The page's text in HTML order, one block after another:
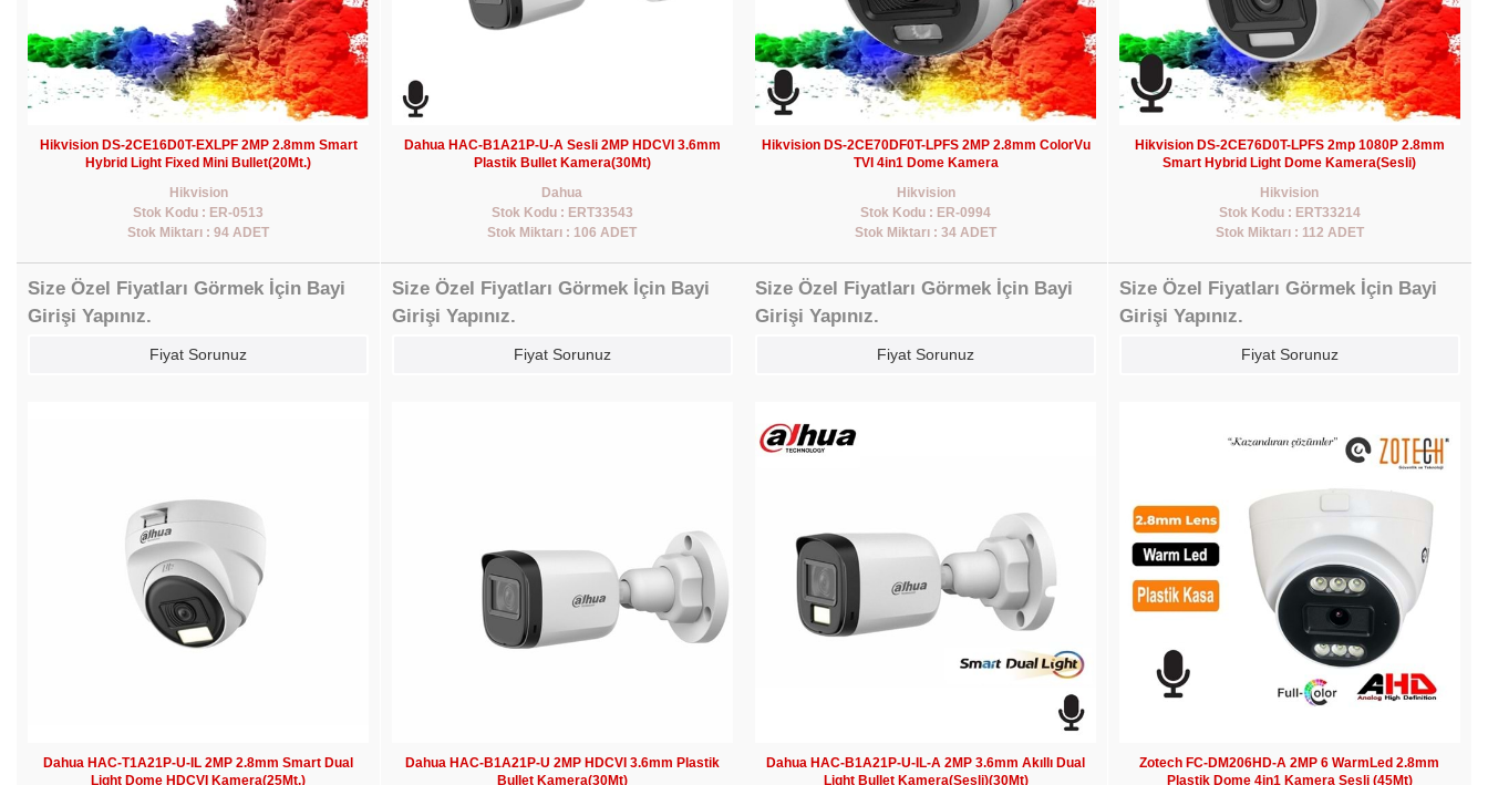
Hikvision DS-2CE16D0T-EXLPF 2MP 2.8mm Smart
Hybrid Light Fixed Mini Bullet(20Mt.)
Hikvision
Stok Kodu : ER-0513
Stok Miktarı : 94 ADET
Size Özel Fiyatları Görmek İçin Bayi
Girişi Yapınız.
Fiyat Sorunuz
Dahua HAC-B1A21P-U-A Sesli 2MP HDCVI 3.6mm
Plastik Bullet Kamera(30Mt)
Dahua
Stok Kodu : ERT33543
Stok Miktarı : 106 ADET
Size Özel Fiyatları Görmek İçin Bayi
Girişi Yapınız.
Fiyat Sorunuz
Hikvision DS-2CE70DF0T-LPFS 2MP 2.8mm ColorVu
TVI 4in1 Dome Kamera
Hikvision
Stok Kodu : ER-0994
Stok Miktarı : 34 ADET
Size Özel Fiyatları Görmek İçin Bayi
Girişi Yapınız.
Fiyat Sorunuz
Hikvision DS-2CE76D0T-LPFS 2mp 1080P 2.8mm
Smart Hybrid Light Dome Kamera(Sesli)
Hikvision
Stok Kodu : ERT33214
Stok Miktarı : 112 ADET
Size Özel Fiyatları Görmek İçin Bayi
Girişi Yapınız.
Fiyat Sorunuz
Dahua HAC-T1A21P-U-IL 2MP 2.8mm Smart Dual
Light Dome HDCVI Kamera(25Mt.)
Dahua HAC-B1A21P-U 2MP HDCVI 3.6mm Plastik
Bullet Kamera(30Mt)
Dahua HAC-B1A21P-U-IL-A 2MP 3.6mm Akıllı Dual
Light Bullet Kamera(Sesli)(30Mt)
Zotech FC-DM206HD-A 2MP 6 WarmLed 2.8mm
Plastik Dome 4in1 Kamera Sesli (45Mt)